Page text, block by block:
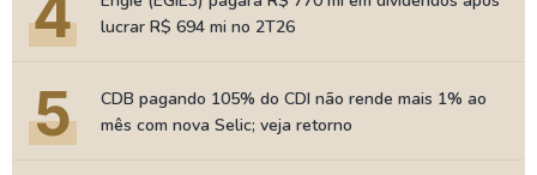
4
lucrar R$ 694 mi no 2T26
5
CDB pagando 105% do CDI não rende mais 1% ao
mês com nova Selic; veja retorno